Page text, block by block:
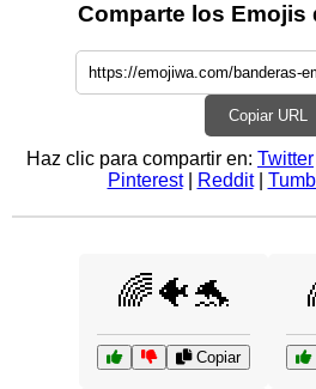
Comparte los Emojis
Copiar URL
Haz clic para compartir en: Twitter
Pinterest| Reddit|
🌈🐠🐬
Copiar